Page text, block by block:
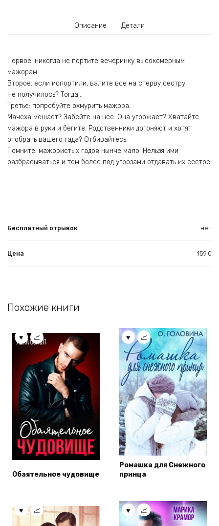
Описание Детали
Первое: никогда не портите вечеринку высокомерным
мажорам.
Второе: если испортили, валите все на стерву сестру.
Не получилось? Тогда…
Третье: попробуйте охмурить мажора.
Мачеха мешает? Забейте на нее. Она угрожает? Хватайте
мажора в руки и бегите. Родственники догоняют и хотят
отобрать вашего гада? Отбивайтесь.
Помните, мажористых гадов нынче мало. Нельзя ими
разбрасываться и тем более под угрозами отдавать их сестре.
Бесплатный отрывок нет
Цена 159.0
Похожие книги
Обаятельное чудовище
Ромашка для Снежного
принца